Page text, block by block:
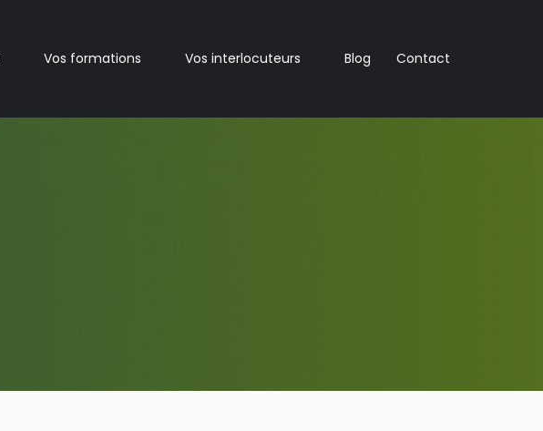
Vos formations Vos interlocuteurs Blog Contact